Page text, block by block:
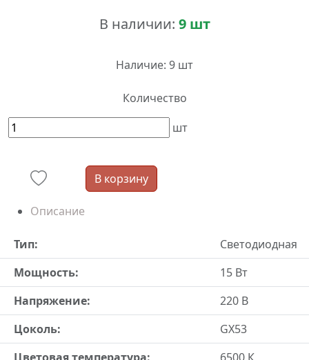
В наличии: 9 шт
Наличие: 9 шт
Количество
шт
В корзину
Описание
Тип:
Светодиодная
Мощность:
15 Вт
Напряжение:
220 В
Цоколь:
GX53